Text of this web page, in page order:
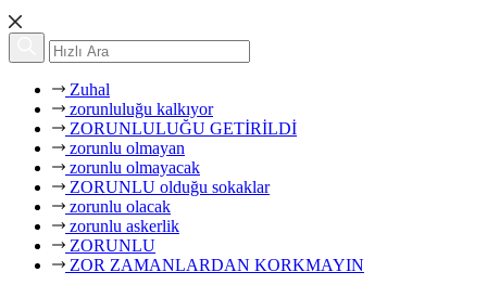
Zuhal
zorunluluğu kalkıyor
ZORUNLULUĞU GETİRİLDİ
zorunlu olmayan
zorunlu olmayacak
ZORUNLU olduğu sokaklar
zorunlu olacak
zorunlu askerlik
ZORUNLU
ZOR ZAMANLARDAN KORKMAYIN